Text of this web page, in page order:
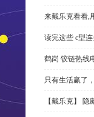
来戴乐克看看,
读完这些 c型
鹤岗 铰链热线
只有生活赢了
【戴乐克】